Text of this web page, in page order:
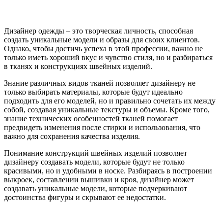
Дизайнер одежды – это творческая личность, способная
создать уникальные модели и образы для своих клиентов.
Однако, чтобы достичь успеха в этой профессии, важно не
только иметь хороший вкус и чувство стиля, но и разбираться
в тканях и конструкциях швейных изделий.
Знание различных видов тканей позволяет дизайнеру не
только выбирать материалы, которые будут идеально
подходить для его моделей, но и правильно сочетать их между
собой, создавая уникальные текстуры и объемы. Кроме того,
знание технических особенностей тканей помогает
предвидеть изменения после стирки и использования, что
важно для сохранения качества изделия.
Понимание конструкций швейных изделий позволяет
дизайнеру создавать модели, которые будут не только
красивыми, но и удобными в носке. Разбираясь в построении
выкроек, составлении вышивки и кроя, дизайнер может
создавать уникальные модели, которые подчеркивают
достоинства фигуры и скрывают ее недостатки.